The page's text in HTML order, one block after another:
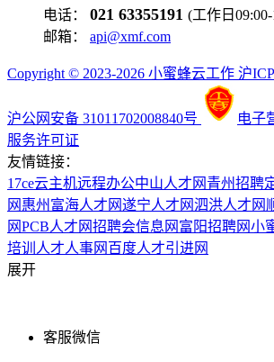
电话： 021 63355191 (工作日09:00-
邮箱： api@xmf.com
Copyright © 2023-2026 小蜜蜂云工作 沪
沪公网安备 31011702008840号 电子
服务许可证
友情链接：
17ce云主机远程办公中山人才网 青州招聘
网 惠州富海人才网遂宁人才网泗洪人才网
网PCB人才网招聘会信息网 富阳招聘网小
培训 人才人事网 百度人才引进网
展开
客服微信